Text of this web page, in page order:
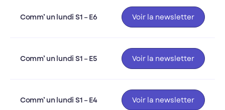
Comm’ un lundi S1 – E6 Voir la newsletter
Comm’ un lundi S1 – E5 Voir la newsletter
Comm’ un lundi S1 – E4 Voir la newsletter